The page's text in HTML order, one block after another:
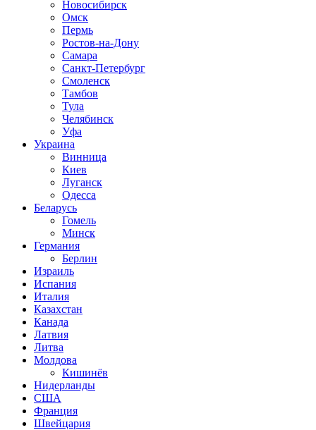
Новосибирск
Омск
Пермь
Ростов-на-Дону
Самара
Санкт-Петербург
Смоленск
Тамбов
Тула
Челябинск
Уфа
Украина
Винница
Киев
Луганск
Одесса
Беларусь
Гомель
Минск
Германия
Берлин
Израиль
Испания
Италия
Казахстан
Канада
Латвия
Литва
Молдова
Кишинёв
Нидерланды
США
Франция
Швейцария